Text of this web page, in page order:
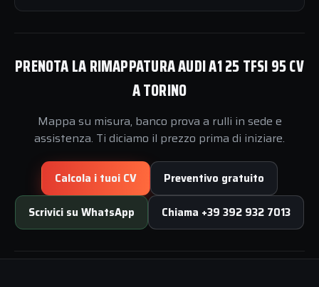
PRENOTA LA RIMAPPATURA AUDI A1 25 TFSI 95 CV
A TORINO
Mappa su misura, banco prova a rulli in sede e
assistenza. Ti diciamo il prezzo prima di iniziare.
Calcola i tuoi CV Preventivo gratuito
Scrivici su WhatsApp Chiama +39 392 932 7013